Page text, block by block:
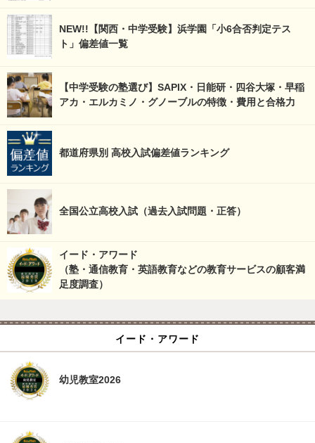
NEW!!【関西・中学受験】浜学園「小6合否判定テス
ト」偏差値一覧
【中学受験の塾選び】SAPIX・日能研・四谷大塚・早稲
アカ・エルカミノ・グノーブルの特徴・費用と合格力
都道府県別 高校入試偏差値ランキング
全国公立高校入試（過去入試問題・正答）
イード・アワード
（塾・通信教育・英語教育などの教育サービスの顧客満
足度調査）
イード・アワード
幼児教室2026